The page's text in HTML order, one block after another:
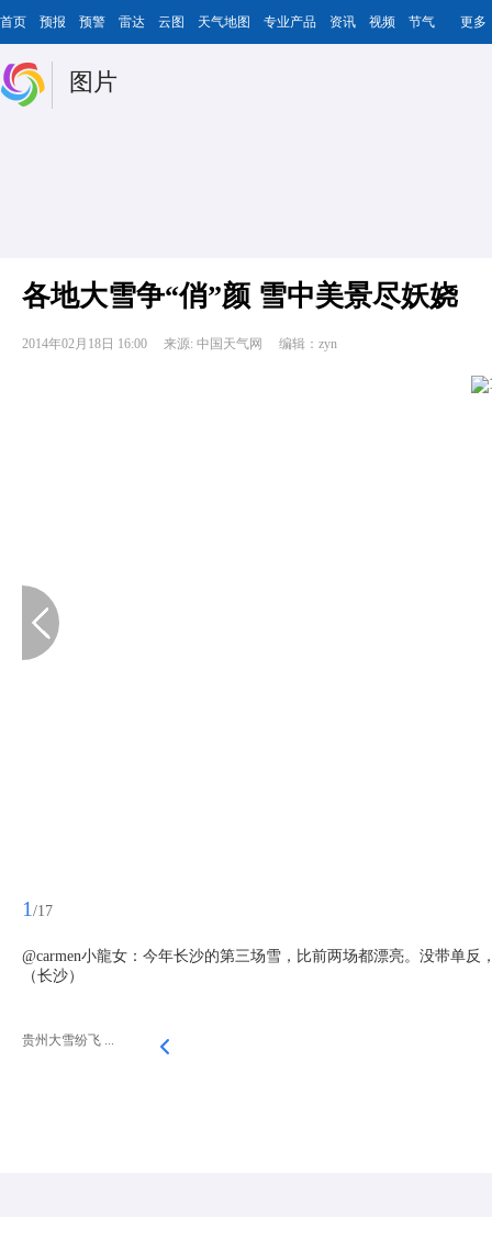
首页 预报 预警 雷达 云图 天气地图 专业产品 资讯 视频 节气 更多
图片
各地大雪争“俏”颜 雪中美景尽妖娆
2014年02月18日 16:00 来源: 中国天气网 编辑：zyn
1 /17
@carmen小龍女：今年长沙的第三场雪，比前两场都漂亮。没带单
（长沙）
贵州大雪纷飞 ...